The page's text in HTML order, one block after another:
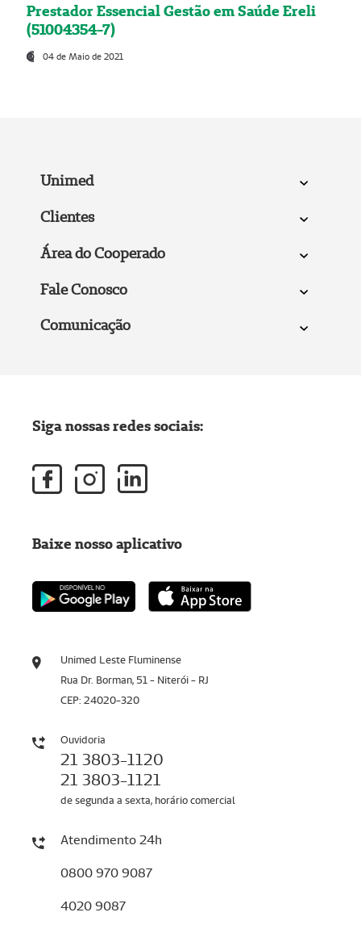
Prestador Essencial Gestão em Saúde Ereli
(51004354-7)
04 de Maio de 2021
Unimed
Clientes
Área do Cooperado
Fale Conosco
Comunicação
Unimed Leste Fluminense
Rua Dr. Borman, 51 - Niterói - RJ
CEP: 24020-320
Ouvidoria
21 3803-1120
21 3803-1121
de segunda a sexta, horário comercial
Atendimento 24h
0800 970 9087
4020 9087
Siga nossas redes sociais:
Baixe nosso aplicativo